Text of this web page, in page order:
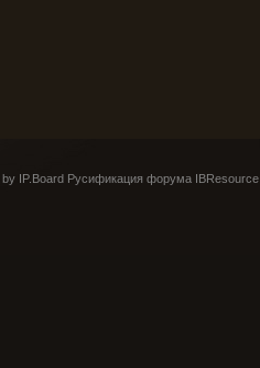
IP.Board Русификация форума IBResource